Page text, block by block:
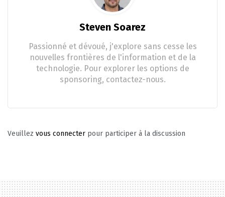
Steven Soarez
Passionné et dévoué, j'explore sans cesse les
nouvelles frontières de l'information et de la
technologie. Pour explorer les options de
sponsoring, contactez-nous.
Veuillez vous connecter pour participer à la discussion